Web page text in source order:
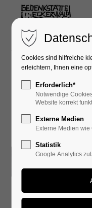
Login
Passwort
Anmelden
Lost your
Cookies sind hilfreiche
erleichtern, Ihnen eine
Erforderlich*
Notwendige
Website korrekt
Externe Medien
Externe Medien
Statistik
Google Analytics